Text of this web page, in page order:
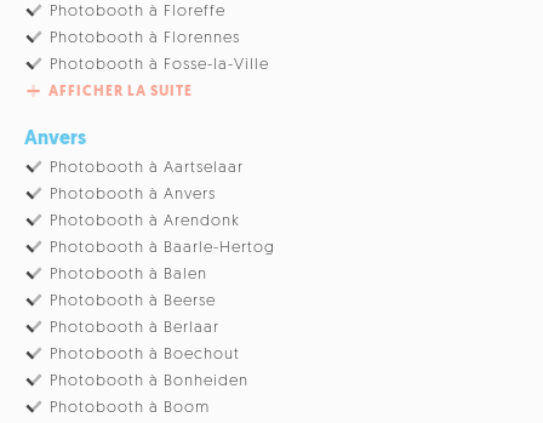
Photobooth à Floreffe
Photobooth à Florennes
Photobooth à Fosse-la-Ville
AFFICHER LA SUITE
Anvers
Photobooth à Aartselaar
Photobooth à Anvers
Photobooth à Arendonk
Photobooth à Baarle-Hertog
Photobooth à Balen
Photobooth à Beerse
Photobooth à Berlaar
Photobooth à Boechout
Photobooth à Bonheiden
Photobooth à Boom